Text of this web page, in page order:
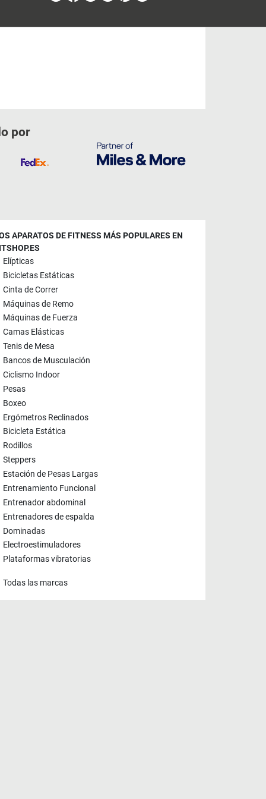
por
APARATOS DE FITNESS MÁS POPULARES EN
Elípticas
Bicicletas Estáticas
Cinta de Correr
Máquinas de Remo
Máquinas de Fuerza
Camas Elásticas
Tenis de Mesa
Bancos de Musculación
Ciclismo Indoor
Pesas
Boxeo
Ergómetros Reclinados
Bicicleta Estática
Rodillos
Steppers
Estación de Pesas Largas
Entrenamiento Funcional
Entrenador abdominal
Entrenadores de espalda
Dominadas
Electroestimuladores
Plataformas vibratorias
Todas las marcas